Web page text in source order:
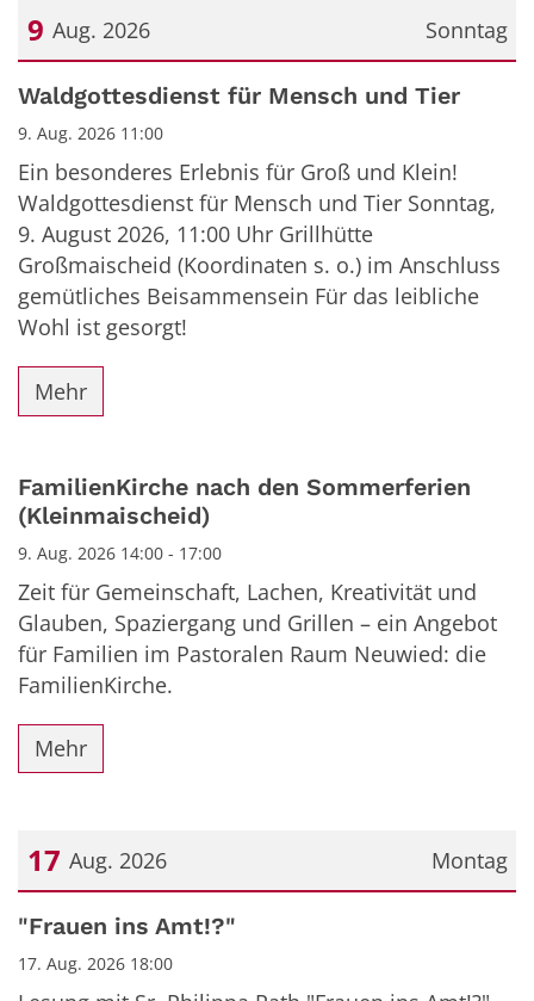
Sonntag
9 Aug. 2026
Datum: 9. August 2026
Waldgottesdienst für Mensch und Tier
9. Aug. 2026 11:00
Ein besonderes Erlebnis für Groß und Klein!
Waldgottesdienst für Mensch und Tier Sonntag,
9. August 2026, 11:00 Uhr Grillhütte
Großmaischeid (Koordinaten s. o.) im Anschluss
gemütliches Beisammensein Für das leibliche
Wohl ist gesorgt!
Mehr
FamilienKirche nach den Sommerferien
(Kleinmaischeid)
9. Aug. 2026 14:00 - 17:00
Zeit für Gemeinschaft, Lachen, Kreativität und
Glauben, Spaziergang und Grillen – ein Angebot
für Familien im Pastoralen Raum Neuwied: die
FamilienKirche.
Mehr
Montag
17 Aug. 2026
Datum: 17. August 2026
"Frauen ins Amt!?"
17. Aug. 2026 18:00